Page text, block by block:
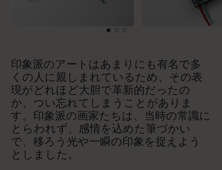
印象派のアートはあまりにも有名で多
くの人に親しまれているため、その表
現がどれほど大胆で革新的だったの
か、つい忘れてしまうことがありま
す。印象派の画家たちは、当時の常識に
とらわれず、感情を込めた筆づかい
で、移ろう光や一瞬の印象を捉えよう
としました。